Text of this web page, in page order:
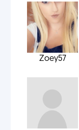
Zoey57